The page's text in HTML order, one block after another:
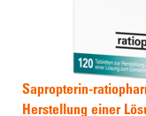
Sapropterin-
Herstellung einer